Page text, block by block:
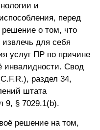
и
перед
о том, что
извлечь для себя
услуг ПР по причине
инвалидности. Свод
раздел 34,
штата
9, § 7029.1(b).
решение на том,